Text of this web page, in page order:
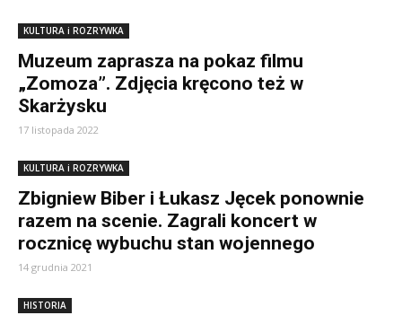
KULTURA i ROZRYWKA
Muzeum zaprasza na pokaz filmu
„Zomoza”. Zdjęcia kręcono też w
Skarżysku
17 listopada 2022
KULTURA i ROZRYWKA
Zbigniew Biber i Łukasz Jęcek ponownie
razem na scenie. Zagrali koncert w
rocznicę wybuchu stan wojennego
14 grudnia 2021
HISTORIA